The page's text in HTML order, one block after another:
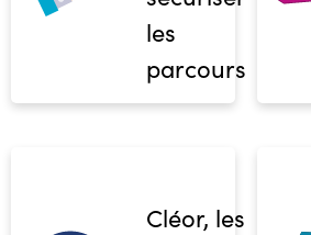
les
parcours
Cléor, les